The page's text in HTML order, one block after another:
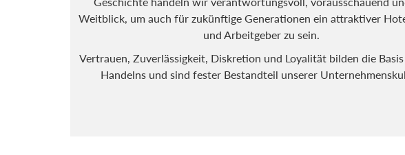
Weitblick, um auch für zukünftige Generationen ein attraktiver
und Arbeitgeber zu sein.
Vertrauen, Zuverlässigkeit, Diskretion und Loyalität bilden die
Handelns und sind fester Bestandteil unserer